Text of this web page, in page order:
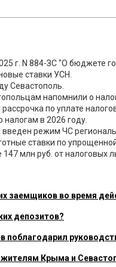
г. N 884-ЗС "О бюджете
ставки УСН.
Севастополь.
напомнили о
по уплате
налогам в 2026 году.
режим ЧС
ставки по
млн руб. от налоговых
заемщиков во время
депозитов?
поблагодарил
Крыма и